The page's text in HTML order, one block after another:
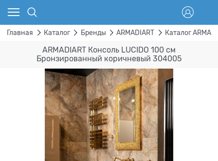
Главная Каталог Бренды ARMADIART Каталог
ARMADIART Консоль LUCIDO 100 см
Бронзированный коричневый 304005